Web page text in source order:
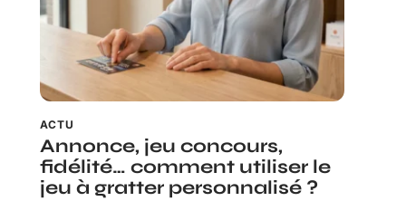
ACTU
Annonce, jeu concours,
fidélité… comment utiliser le
jeu à gratter personnalisé ?